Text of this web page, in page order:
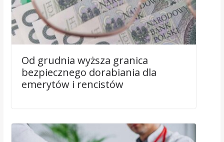
Od grudnia wyższa granica
bezpiecznego dorabiania dla
emerytów i rencistów